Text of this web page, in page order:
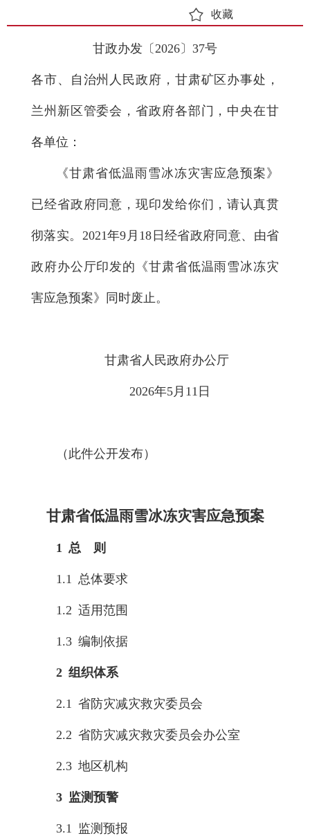
收藏
甘政办发〔2026〕37号
各市、自治州人民政府，甘肃矿区办事处，
兰州新区管委会，省政府各部门，中央在甘
各单位：
《甘肃省低温雨雪冰冻灾害应急预案》
已经省政府同意，现印发给你们，请认真贯
彻落实。2021年9月18日经省政府同意、由省
政府办公厅印发的《甘肃省低温雨雪冰冻灾
害应急预案》同时废止。
甘肃省人民政府办公厅
2026年5月11日
（此件公开发布）
甘肃省低温雨雪冰冻灾害应急预案
1 总 则
1.1 总体要求
1.2 适用范围
1.3 编制依据
2 组织体系
2.1 省防灾减灾救灾委员会
2.2 省防灾减灾救灾委员会办公室
2.3 地区机构
3 监测预警
3.1 监测预报